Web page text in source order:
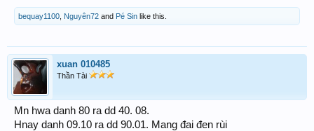
bequay1100 Nguyên72 and Pé Sin like this.
xuan 010485
Thần Tài
Mn hwa danh 80 ra dd 40. 08.
Hnay danh 09.10 ra dd 90.01. Mang đai đen rùi